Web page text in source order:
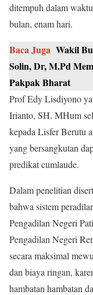
ditempuh dalam
bulan, enam hari.
Baca Juga Wakil
Solin, Dr, M.Pd
Pakpak Bharat
Prof Edy Lisdiyono
Irianto, SH. MHum
kepada Lisfer Berutu
yang bersangkutan
predikat cumlaude.
Dalam penelitian
bahwa sistem
Pengadilan Negeri
Pengadilan Negeri
secara maksimal
dan biaya ringan,
hambatan hambatan